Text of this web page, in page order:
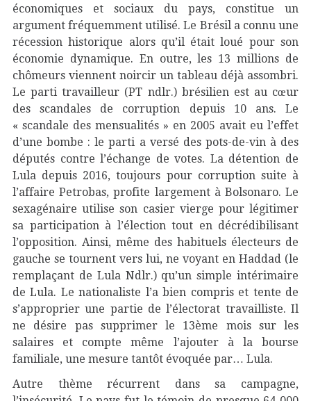
économiques et sociaux du pays, constitue un
argument fréquemment utilisé. Le Brésil a connu une
récession historique alors qu’il était loué pour son
économie dynamique. En outre, les 13 millions de
chômeurs viennent noircir un tableau déjà assombri.
Le parti travailleur (PT ndlr.) brésilien est au cœur
des scandales de corruption depuis 10 ans. Le
« scandale des mensualités » en 2005 avait eu l’effet
d’une bombe : le parti a versé des pots-de-vin à des
députés contre l’échange de votes. La détention de
Lula depuis 2016, toujours pour corruption suite à
l’affaire Petrobas, profite largement à Bolsonaro. Le
sexagénaire utilise son casier vierge pour légitimer
sa participation à l’élection tout en décrédibilisant
l’opposition. Ainsi, même des habituels électeurs de
gauche se tournent vers lui, ne voyant en Haddad (le
remplaçant de Lula Ndlr.) qu’un simple intérimaire
de Lula. Le nationaliste l’a bien compris et tente de
s’approprier une partie de l’électorat travailliste. Il
ne désire pas supprimer le 13ème mois sur les
salaires et compte même l’ajouter à la bourse
familiale, une mesure tantôt évoquée par… Lula.
Autre thème récurrent dans sa campagne,